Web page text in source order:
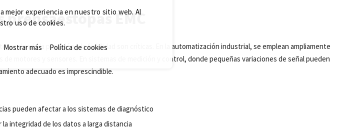
EMC
donde la precisión y la fiabilidad son críticas. En la automatización industrial, se emplean ampliamente
motores y sensores. En sistemas de medición y control, donde pequeñas variaciones de señal pueden
adecuado es imprescindible.
pueden afectar a los sistemas de diagnóstico
integridad de los datos a larga distancia
mejor experiencia en nuestro sitio web. Al
uso de cookies.
Mostrar más Política de cookies